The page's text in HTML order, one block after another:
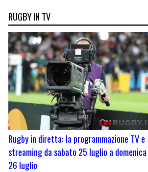
RUGBY IN TV
Rugby in diretta: la programmazione TV e
streaming da sabato 25 luglio a domenica
26 luglio